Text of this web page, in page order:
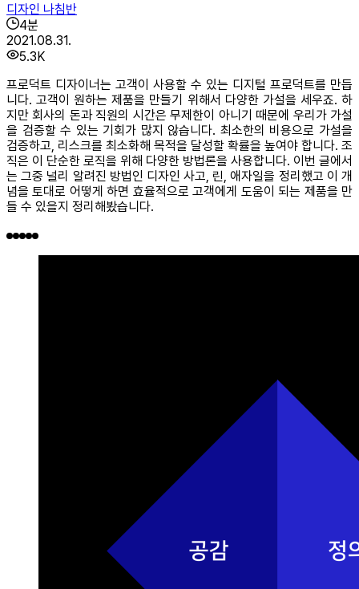
디자인 나침반
4분
2021.08.31.
5.3K
프로덕트 디자이너는 고객이 사용할 수 있는 디지털 프로덕트를 만듭
니다. 고객이 원하는 제품을 만들기 위해서 다양한 가설을 세우죠. 하
지만 회사의 돈과 직원의 시간은 무제한이 아니기 때문에 우리가 가설
을 검증할 수 있는 기회가 많지 않습니다. 최소한의 비용으로 가설을
검증하고, 리스크를 최소화해 목적을 달성할 확률을 높여야 합니다. 조
직은 이 단순한 로직을 위해 다양한 방법론을 사용합니다. 이번 글에서
는 그중 널리 알려진 방법인 디자인 사고, 린, 애자일을 정리했고 이 개
념을 토대로 어떻게 하면 효율적으로 고객에게 도움이 되는 제품을 만
들 수 있을지 정리해봤습니다.